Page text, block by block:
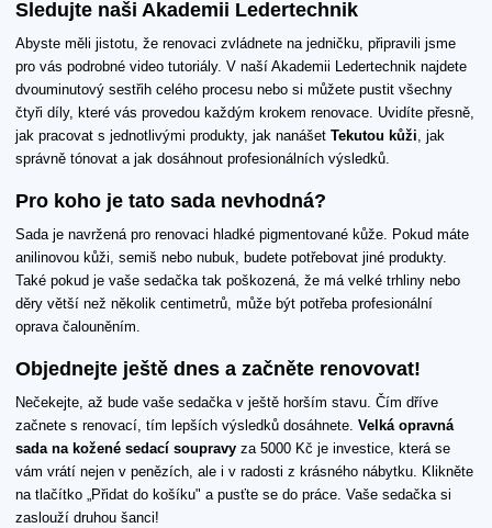
Sledujte naši Akademii Ledertechnik
Abyste měli jistotu, že renovaci zvládnete na jedničku, připravili jsme
pro vás podrobné video tutoriály. V naší Akademii Ledertechnik najdete
dvouminutový sestřih celého procesu nebo si můžete pustit všechny
čtyři díly, které vás provedou každým krokem renovace. Uvidíte přesně,
jak pracovat s jednotlivými produkty, jak nanášet Tekutou kůži , jak
správně tónovat a jak dosáhnout profesionálních výsledků.
Pro koho je tato sada nevhodná?
Sada je navržená pro renovaci hladké pigmentované kůže. Pokud máte
anilinovou kůži, semiš nebo nubuk, budete potřebovat jiné produkty.
Také pokud je vaše sedačka tak poškozená, že má velké trhliny nebo
děry větší než několik centimetrů, může být potřeba profesionální
oprava čalouněním.
Objednejte ještě dnes a začněte renovovat!
Nečekejte, až bude vaše sedačka v ještě horším stavu. Čím dříve
začnete s renovací, tím lepších výsledků dosáhnete. Velká opravná
sada na kožené sedací soupravy za 5000 Kč je investice, která se
vám vrátí nejen v penězích, ale i v radosti z krásného nábytku. Klikněte
na tlačítko „Přidat do košíku" a pusťte se do práce. Vaše sedačka si
zaslouží druhou šanci!